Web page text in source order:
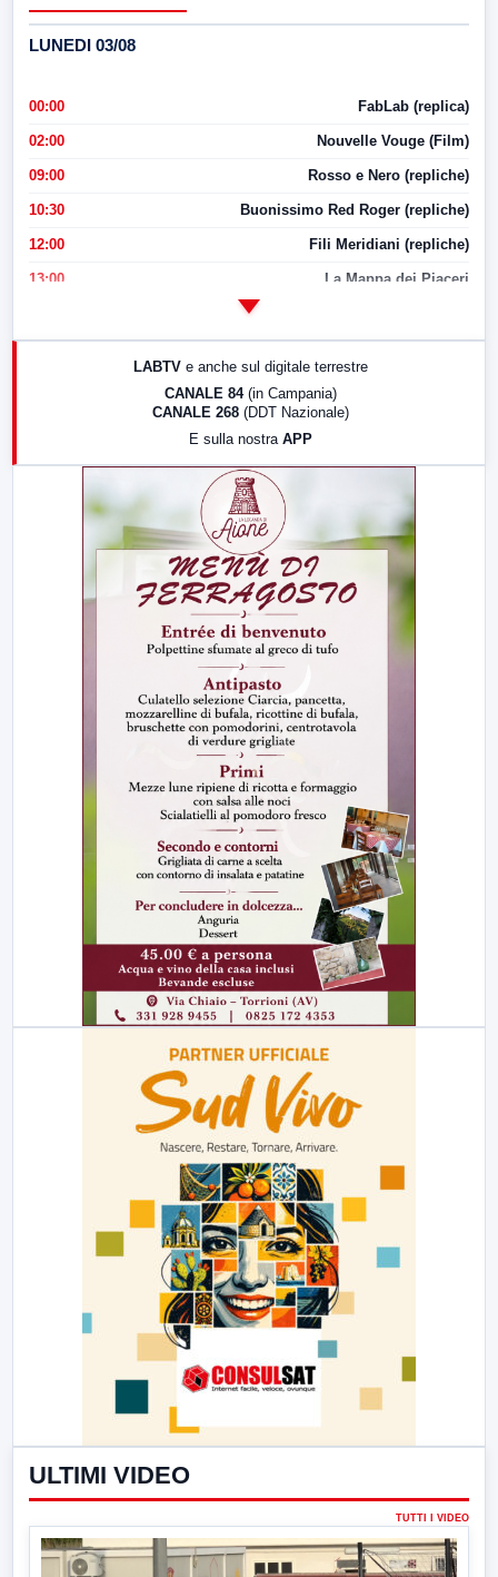
LUNEDI 03/08
00:00 FabLab (replica)
02:00 Nouvelle Vouge (Film)
09:00 Rosso e Nero (repliche)
10:30 Buonissimo Red Roger (repliche)
12:00 Fili Meridiani (repliche)
13:00 La Mappa dei Piaceri
LABTV e anche sul digitale terrestre
CANALE 84 (in Campania)
CANALE 268 (DDT Nazionale)
E sulla nostra APP
ULTIMI VIDEO
TUTTI I VIDEO